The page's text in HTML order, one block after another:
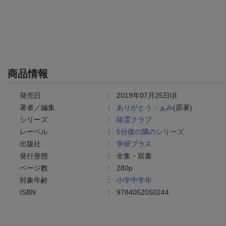
商品情報
発売日 ： 2019年07月25日頃
著者／編集
： ありがとう・ぁみ(原著)
シリーズ
：
除霊クラブ
レーベル
： 5分後の隣のシリーズ
出版社
： 学研プラス
発行形態
： 全集・双書
ページ数
： 280p
対象年齢
： 小学中学年
ISBN
： 9784052050244